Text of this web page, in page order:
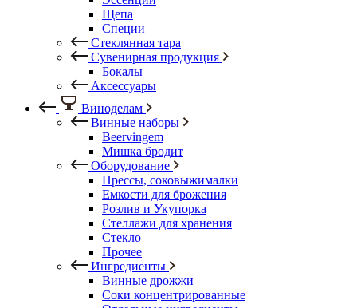
Щепа
Специи
Стеклянная тара
Сувенирная продукция
Бокалы
Аксессуары
Виноделам
Винные наборы
Beervingem
Мишка бродит
Оборудование
Прессы, соковыжималки
Емкости для брожения
Розлив и Укупорка
Стеллажи для хранения
Стекло
Прочее
Ингредиенты
Винные дрожжи
Соки концентрированные